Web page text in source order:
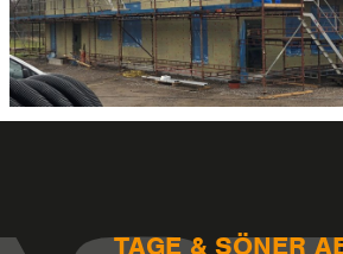
TAGE & SÖNER